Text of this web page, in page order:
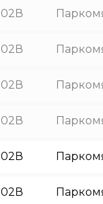
02В
02В
02В
02В
02В
02В